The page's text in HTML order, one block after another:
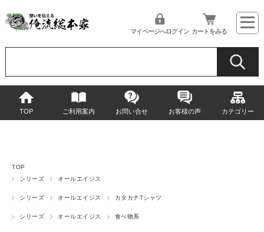
マイページへログイン カートをみる
TOP ご利用案内 お問い合せ お客様の声 カテゴリー
TOP
シリーズ
オールエイジス
シリーズ オールエイジス カタカナTシャツ
シリーズ オールエイジス 食べ物系